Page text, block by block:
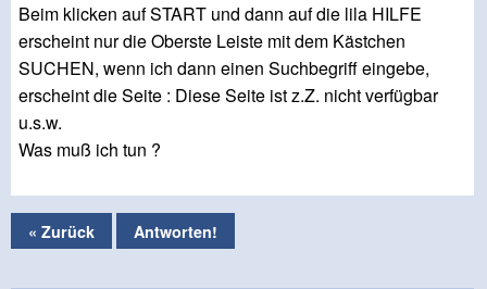
Beim klicken auf START und dann auf die lila HILFE
erscheint nur die Oberste Leiste mit dem Kästchen
SUCHEN, wenn ich dann einen Suchbegriff eingebe,
erscheint die Seite : Diese Seite ist z.Z. nicht verfügbar
u.s.w.
Was muß ich tun ?
« Zurück Antworten!